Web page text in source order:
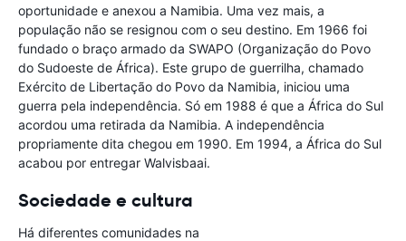
oportunidade e anexou a Namibia. Uma vez mais, a
população não se resignou com o seu destino. Em 1966 foi
fundado o braço armado da SWAPO (Organização do Povo
do Sudoeste de África). Este grupo de guerrilha, chamado
Exército de Libertação do Povo da Namibia, iniciou uma
guerra pela independência. Só em 1988 é que a África do Sul
acordou uma retirada da Namibia. A independência
propriamente dita chegou em 1990. Em 1994, a África do Sul
acabou por entregar Walvisbaai.
Sociedade e cultura
Há diferentes comunidades na